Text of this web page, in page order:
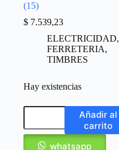
(15)
$ 7.539,23
ELECTRICIDAD,
FERRETERIA,
TIMBRES
Hay existencias
Añadir al
carrito
whatsapp